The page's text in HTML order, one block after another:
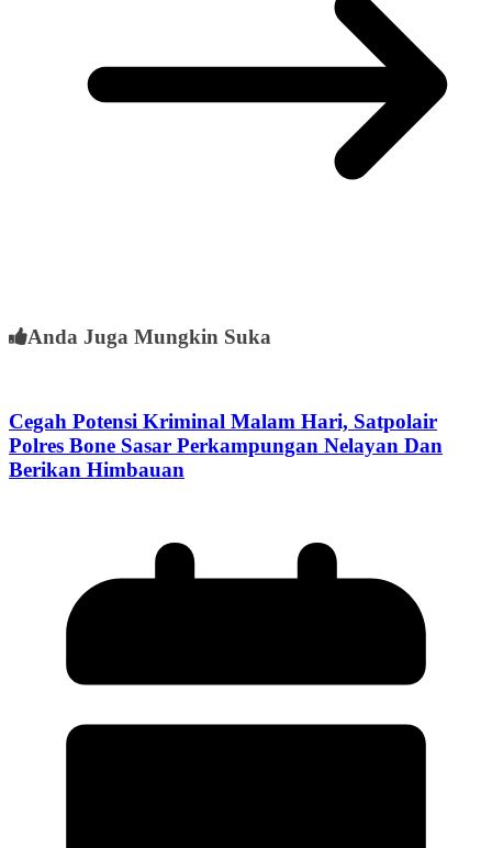
Anda Juga Mungkin Suka
Cegah Potensi Kriminal Malam Hari, Satpolair
Polres Bone Sasar Perkampungan Nelayan Dan
Berikan Himbauan